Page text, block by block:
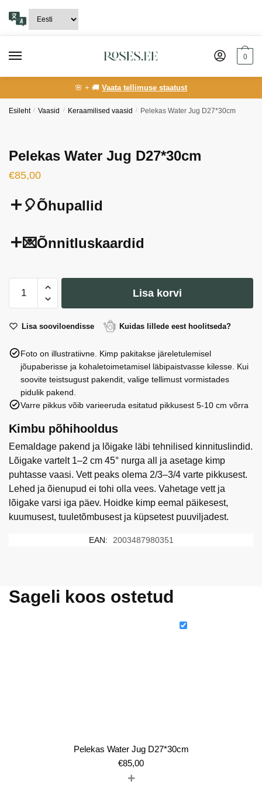
navigation
content
0
🌸 + 🚚 Vaata tellimuse staatust
Esileht / Vaasid / Keraamilised vaasid / Pelekas Water Jug D27*30cm
Pelekas Water Jug D27*30cm
€85,00
🎈Õhupallid
💌Õnnitluskaardid
Water
D27*30cm
Lisa korvi
Lisa sooviloendisse Kuidas lillede eest hoolitseda?
Foto on illustratiivne. Kimp pakitakse järeletulemisel
jõupaberisse ja kohaletoimetamisel läbipaistvasse kilesse. Kui
soovite teistsugust pakendit, valige tellimust vormistades
pidulik pakend.
Varre pikkus võib varieeruda esitatud pikkusest 5-10 cm võrra
Kimbu põhihooldus
Eemaldage pakend ja lõigake läbi tehnilised kinnituslindid.
Lõigake vartelt 1–2 cm 45° nurga all ja asetage kimp
puhtasse vaasi. Vett peaks olema 2/3–3/4 varte pikkusest.
Lehed ja õienupud ei tohi olla vees. Vahetage vett ja
lõigake varsi iga päev. Hoidke kimp eemal päikesest,
kuumusest, tuuletõmbusest ja küpsetest puuviljadest.
EAN: 2003487980351
Sageli koos ostetud
Pelekas Water Jug D27*30cm
€85,00
+